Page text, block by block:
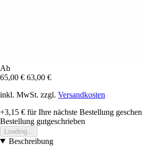
Ab
65,00 € 63,00 €
inkl. MwSt. zzgl. Versandkosten
+3,15 € für Ihre nächste Bestellung
Bestellung gutgeschrieben
Loading...
Beschreibung